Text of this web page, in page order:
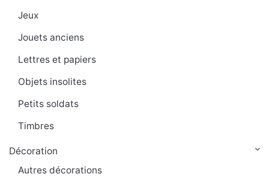
Jeux
Jouets anciens
Lettres et papiers
Objets insolites
Petits soldats
Timbres
Décoration
Autres décorations